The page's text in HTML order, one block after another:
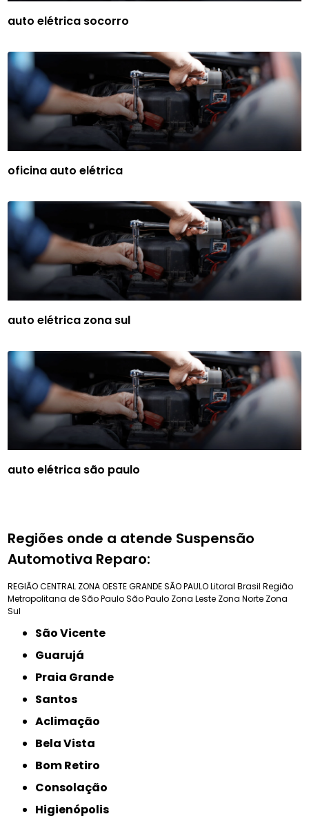
auto elétrica socorro
oficina auto elétrica
auto elétrica zona sul
auto elétrica são paulo
Regiões onde a atende Suspensão
Automotiva Reparo:
REGIÃO CENTRAL ZONA OESTEGRANDE SÃO PAULOLitoral Brasil Região
Metropolitana de São PauloSão Paulo Zona Leste Zona Norte Zona
Sul
São Vicente
Guarujá
Praia Grande
Santos
Aclimação
Bela Vista
Bom Retiro
Consolação
Higienópolis